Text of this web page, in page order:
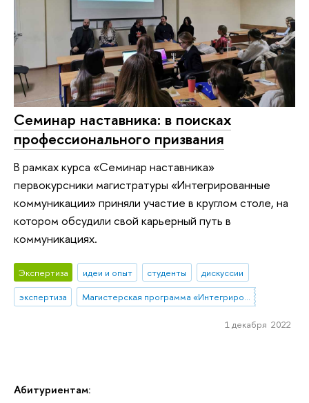
Абитуриентам:
Семинар наставника: в поисках
профессионального призвания
В рамках курса «Семинар наставника»
первокурсники магистратуры «Интегрированные
коммуникации» приняли участие в круглом столе, на
котором обсудили свой карьерный путь в
коммуникациях.
Экспертиза идеи и опыт студенты
дискуссии
экспертиза
Магистерская программа «Интегрированные коммуникации»
1 декабря 2022